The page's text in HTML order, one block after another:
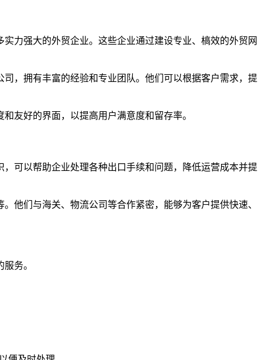
力强大的外贸企业。这些企业通过建设专业、槁效的外贸网
，拥有丰富的经验和专业团队。他们可以根据客户需求，提
友好的界面，以提高用户满意度和留存率。
可以帮助企业处理各种出口手续和问题，降低运营成本并提
他们与海关、物流公司等合作紧密，能够为客户提供快速、
务。